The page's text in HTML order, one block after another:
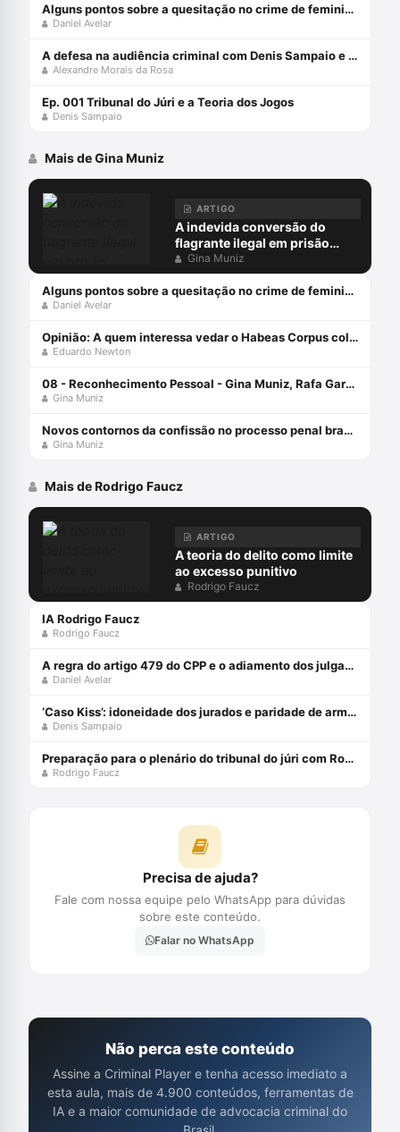
Alguns pontos sobre a quesitação no crime de feminicídio
Daniel Avelar
A defesa na audiência criminal com Denis Sampaio e Alexandre Morais da Rosa
Alexandre Morais da Rosa
Ep. 001 Tribunal do Júri e a Teoria dos Jogos
Denis Sampaio
Mais de Gina Muniz
ARTIGO
A indevida conversão do
flagrante ilegal em prisão
preventiva
Gina Muniz
Alguns pontos sobre a quesitação no crime de feminicídio
Daniel Avelar
Opinião: A quem interessa vedar o Habeas Corpus coletivo?
Eduardo Newton
08 - Reconhecimento Pessoal - Gina Muniz, Rafa Garcez e Fernando Soubhia - Defesa Solidária
Gina Muniz
Novos contornos da confissão no processo penal brasileiro com Gina Muniz
Gina Muniz
Mais de Rodrigo Faucz
ARTIGO
A teoria do delito como limite
ao excesso punitivo
Rodrigo Faucz
IA Rodrigo Faucz
Rodrigo Faucz
A regra do artigo 479 do CPP e o adiamento dos julgamentos
Daniel Avelar
‘Caso Kiss’: idoneidade dos jurados e paridade de armas (Parte 1)
Denis Sampaio
Preparação para o plenário do tribunal do júri com Rodrigo Faucz
Rodrigo Faucz
Precisa de ajuda?
Fale com nossa equipe pelo WhatsApp para dúvidas
sobre este conteúdo.
Falar no WhatsApp
Não perca este conteúdo
Assine a Criminal Player e tenha acesso imediato a
esta aula, mais de 4.900 conteúdos, ferramentas de
IA e a maior comunidade de advocacia criminal do